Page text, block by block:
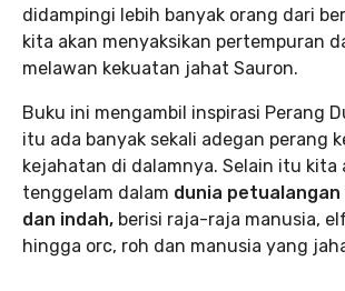
didampingi lebih banyak orang dari
kita akan menyaksikan pertempuran
melawan kekuatan jahat Sauron.
Buku ini mengambil inspirasi Perang
itu ada banyak sekali adegan perang
kejahatan di dalamnya. Selain itu kita
tenggelam dalam dunia
dan indah, berisi raja-raja manusia,
hingga orc, roh dan manusia yang